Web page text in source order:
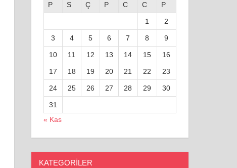
P S Ç P C C P
1 2
3 4 5 6 7 8 9
10 11 12 13 14 15 16
17 18 19 20 21 22 23
24 25 26 27 28 29 30
31
« Kas
KATEGORILER